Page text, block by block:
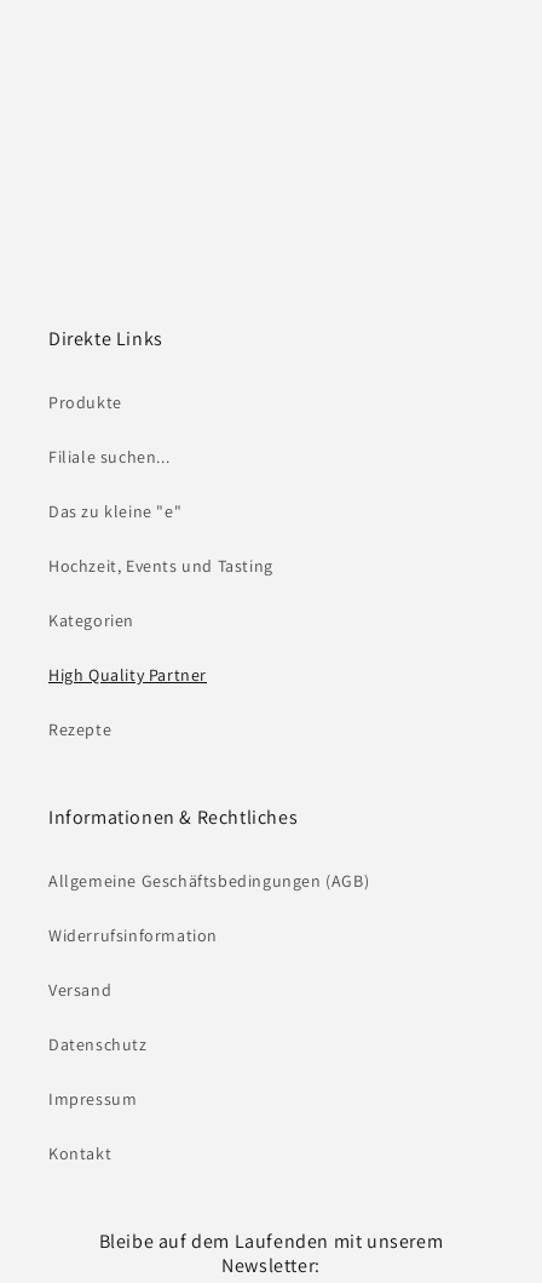
Direkte Links
Produkte
Filiale suchen...
Das zu kleine "e"
Hochzeit, Events und Tasting
Kategorien
High Quality Partner
Rezepte
Informationen & Rechtliches
Allgemeine Geschäftsbedingungen (AGB)
Widerrufsinformation
Versand
Datenschutz
Impressum
Kontakt
Bleibe auf dem Laufenden mit unserem
Newsletter: